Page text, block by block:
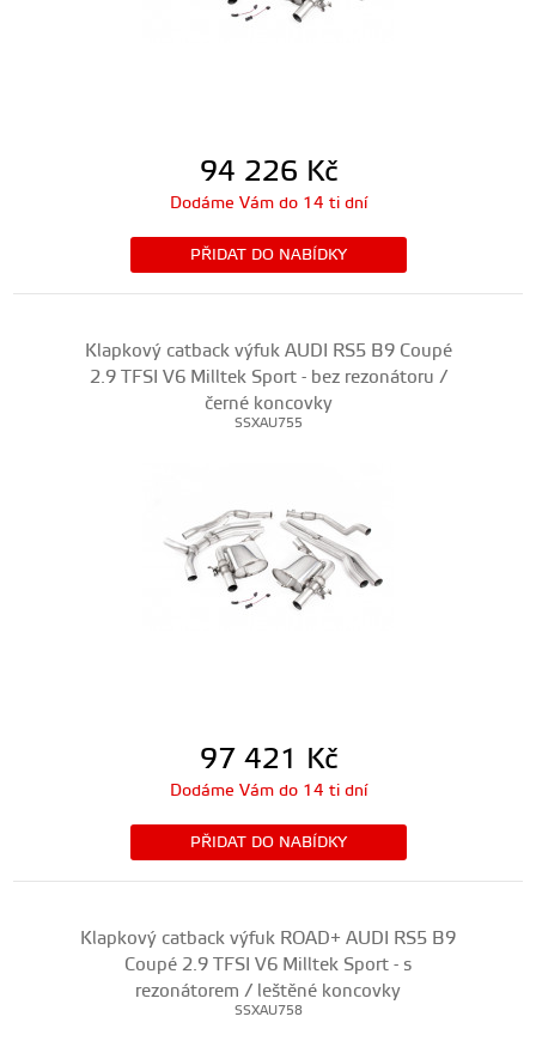
94 226 Kč
Dodáme Vám do 14 ti dní
PŘIDAT DO NABÍDKY
Klapkový catback výfuk AUDI RS5 B9 Coupé
2.9 TFSI V6 Milltek Sport - bez rezonátoru /
černé koncovky
SSXAU755
97 421 Kč
Dodáme Vám do 14 ti dní
PŘIDAT DO NABÍDKY
Klapkový catback výfuk ROAD+ AUDI RS5 B9
Coupé 2.9 TFSI V6 Milltek Sport - s
rezonátorem / leštěné koncovky
SSXAU758